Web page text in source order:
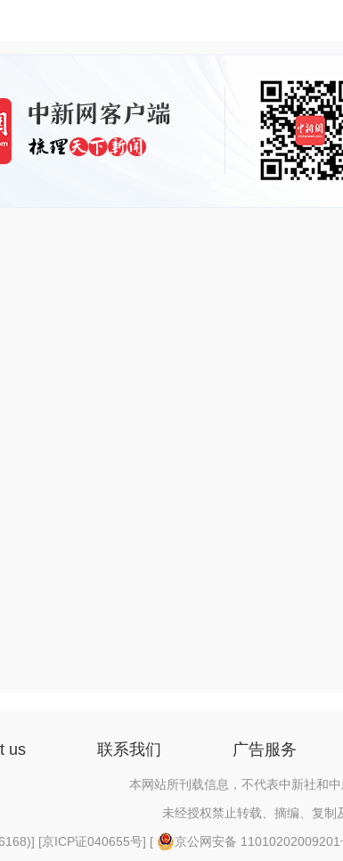
us 联系我们 广告服务
本网站所刊载信息，不代表中新社和
未经授权禁止转载、摘编、复制
] [京ICP证040655号] [ 京公网安备 11010202009201